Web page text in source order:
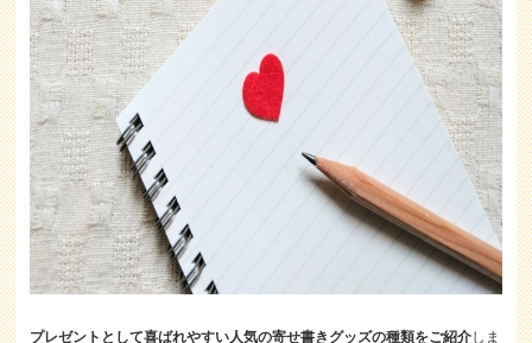
プレゼントとして喜ばれやすい人気の寄せ書きグッズの種類をご紹介しま